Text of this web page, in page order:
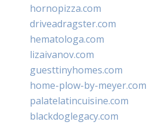
hornopizza.com
driveadragster.com
hematologa.com
lizaivanov.com
guesttinyhomes.com
home-plow-by-meyer.com
palatelatincuisine.com
blackdoglegacy.com